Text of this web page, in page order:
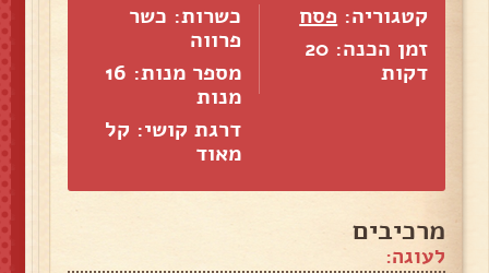
קטגוריה: פסח
זמן הכנה: 20
דקות
כשרות: כשר
פרווה
מספר מנות: 16
מנות
דרגת קושי: קל
מאוד
מרכיבים
לעוגה: